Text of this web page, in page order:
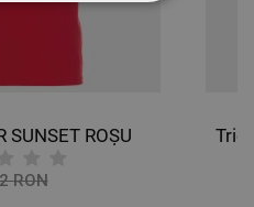
SUNSET ROȘU
RON